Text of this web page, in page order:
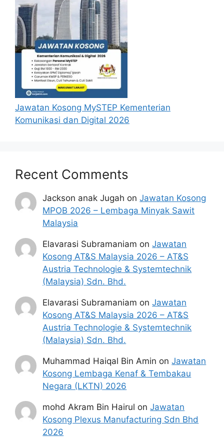
Layak dipaparkan, anda boleh membuat
Rayuan. Klik Pada butang [Rayuan] untuk
membuat rayuan.
SYARAT KELAYAKAN
PERMOHONAN SUBSIDI
DIESEL
Berikut merupakan syarat-syarat yang perlu
dipenuhi untuk memohon subsidi diesel ini.
pangkat Eksekutif ) boleh berurusan di
Kenderaan yang layak memohon diesel
bersubsidi adalah tertakluk kepada
kategori yang dibenarkan sahaja.
‘Runner’ tidak dibenarkan berurusan
dengan KPDN
Kesemua syarikat/individu yang
mendapat kelayakan membeli diesel
bersubsidi fleet card tertakluk kepada
syarat-syarat berikut :
Jumlah diesel bersubsidi yang
diluluskan adalah untuk kegunaan
kenderaan yang dimiliki sendiri atau
tuan sahaja.
Mengemukakan dengan lengkap dan
tepat apa-apa maklumat atau
penjelasan yang diminta oleh KPDN
Pemegang subsidi dikehendaki
memaklumkan kepada KPDN
Jawatan Kosong MySTEP Kementerian
Komunikasi dan Digital 2026
Recent Comments
Jackson anak Jugah onJawatan Kosong
MPOB 2026 – Lembaga Minyak Sawit
Malaysia
Elavarasi Subramaniam onJawatan
Kosong AT&S Malaysia 2026 – AT&S
Austria Technologie & Systemtechnik
(Malaysia) Sdn. Bhd.
Elavarasi Subramaniam onJawatan
Kosong AT&S Malaysia 2026 – AT&S
Austria Technologie & Systemtechnik
(Malaysia) Sdn. Bhd.
Muhammad Haiqal Bin Amin onJawatan
Kosong Lembaga Kenaf & Tembakau
Negara (LKTN) 2026
mohd Akram Bin Hairul onJawatan
Kosong Plexus Manufacturing Sdn Bhd
2026